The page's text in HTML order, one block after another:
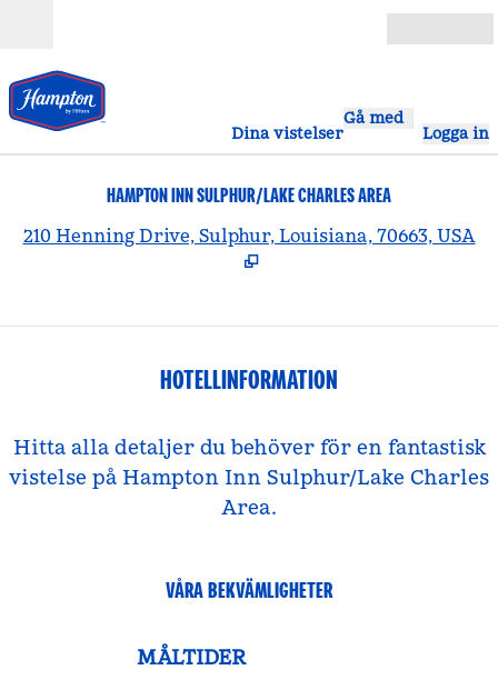
Dina vistelser
Gå med
Logga in
HAMPTON INN SULPHUR/LAKE CHARLES AREA
210 Henning Drive, Sulphur, Louisiana, 70663, USA
HOTELLINFORMATION
Hitta alla detaljer du behöver för en fantastisk
vistelse på Hampton Inn Sulphur/Lake Charles
Area.
VÅRA BEKVÄMLIGHETER
MÅLTIDER